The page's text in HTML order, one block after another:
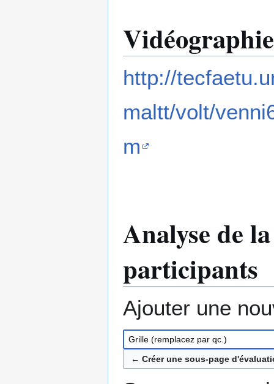
Vidéographie
http://
maltt/volt/
m
Analyse de
participants
Ajouter une
← Créer une sous-page